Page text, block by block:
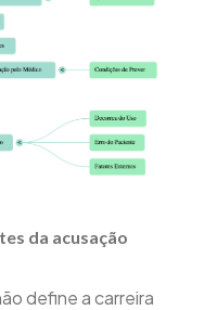
da acusação
define a carreira